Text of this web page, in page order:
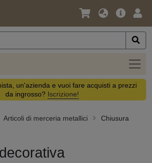
Lingua
Valuta
Offerta
un'azienda e vuoi fare acquisti a prezzi
da ingrosso? Iscrizione!
Articoli di merceria metallici
Chiusura